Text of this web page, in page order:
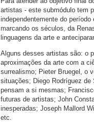
artistas - este submódulo tem
independentemente do
marcando os séculos, da
linguagens da arte e
Alguns desses artistas são: o
aproximações da arte com a
surrealismo; Pieter Bruegel, o
situações; Diego Rodríguez
pensam a si mesmas;
futuras de artistas; John
inesperadas; Joseph Mallord
etc.